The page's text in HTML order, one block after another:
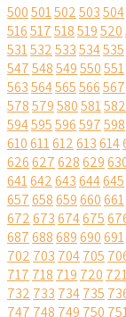
500501502503504
516517518519520
531532533534535
547548549550551
563564565566567
578579580581582
594595596597598
610611612613614
626627628629
641642643644645
657658659660661
672673674675
687688689690691
702 703 704705
717 718 719 720
732 733 734735
747 748 749 750